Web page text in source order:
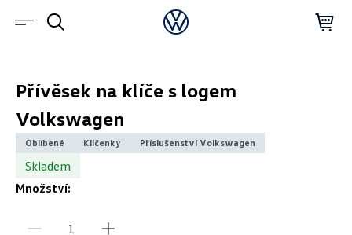
Přívěsek na klíče s logem
Volkswagen
Oblíbené Klíčenky Příslušenství Volkswagen
Skladem
Množství: